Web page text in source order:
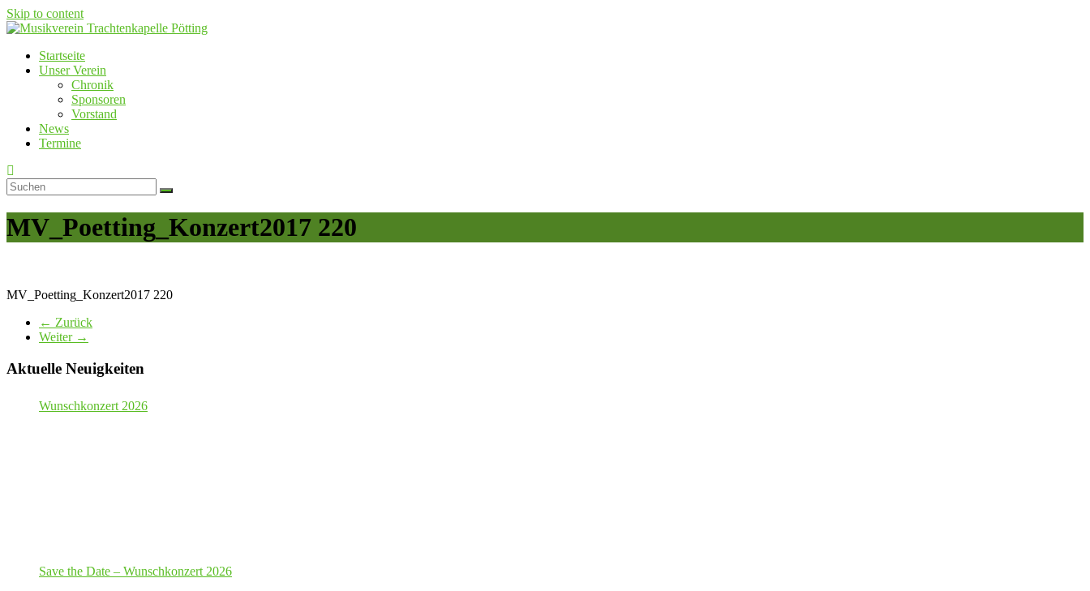
Skip to content
Musikverein Trachtenkapelle Pötting
Startseite
Unser Verein
Chronik
Sponsoren
Vorstand
News
Termine
MV_Poetting_Konzert2017 220
MV_Poetting_Konzert2017 220
← Zurück
Weiter →
Aktuelle Neuigkeiten
Wunschkonzert 2026
Save the Date – Wunschkonzert 2026